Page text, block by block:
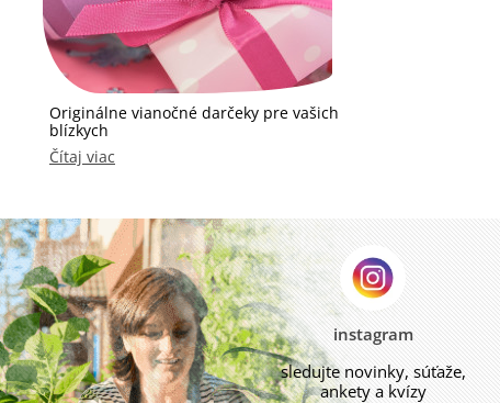
Originálne vianočné darčeky pre vašich
blízkych
Čítaj viac
instagram
sledujte novinky, súťaže,
ankety a kvízy